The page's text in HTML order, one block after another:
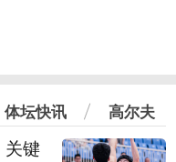
体坛快讯 高尔夫
关键